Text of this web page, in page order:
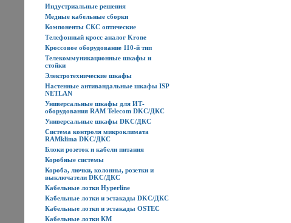
Индустриальные решения
Медные кабельные сборки
Компоненты СКС оптические
Телефонный кросс аналог Krone
Кроссовое оборудование 110-й тип
Телекоммуникационные шкафы и
стойки
Электротехнические шкафы
Настенные антивандальные шкафы ISP
NETLAN
Универсальные шкафы для ИТ-
оборудования RAM Telecom DKC/ДКС
Универсальные шкафы DKC/ДКС
Система контроля микроклимата
RAMklima DKC/ДКС
Блоки розеток и кабели питания
Коробные системы
Короба, лючки, колонны, розетки и
выключатели DKC/ДКС
Кабельные лотки Hyperline
Кабельные лотки и эстакады DKC/ДКС
Кабельные лотки и эстакады OSTEC
Кабельные лотки КМ